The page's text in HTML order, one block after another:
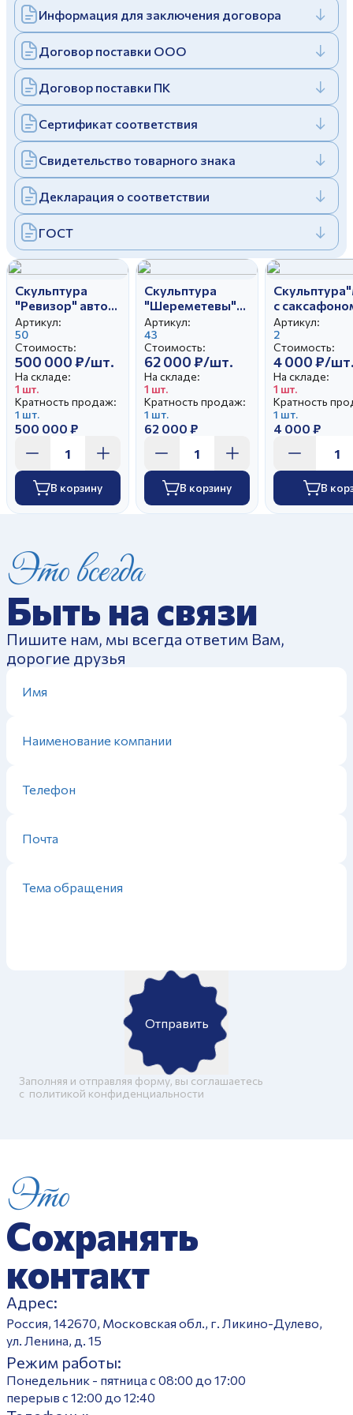
Отправить
Заполняя и отправляя форму, вы соглашаетесь
cполитикой конфиденциальности
Заполняя и отправляя форму, вы соглашаетесь
cполитикой конфиденциальности
Дулевский фарфоровый завод ©
Политика конфиденциальности
Информация для заключения договора
Договор поставки ООО
Договор поставки ПК
Сертификат соответствия
Свидетельство товарного знака
Декларация о соответствии
ГОСТ
Скульптура
"Ревизор" автор
Бржезицкая А.Д.
Артикул:
50
Стоимость:
500 000 ₽/шт.
На складе:
1 шт.
Кратность продаж:
1 шт.
500 000 ₽
В корзину
Скульптура
"Шереметевы"
автор
Бржезицкая А.Д.
Артикул:
43
Стоимость:
62 000 ₽/шт.
На складе:
1 шт.
Кратность продаж:
1 шт.
62 000 ₽
В корзину
с
Артикул:
2
Стоимость:
4 000 ₽/
На складе:
1 шт.
Кратность
1 шт.
4 000 ₽
В
Это всегда
Быть на связи
Пишите нам, мы всегда ответим Вам,
дорогие друзья
Отправить
Заполняя и отправляя форму, вы соглашаетесь
c политикой конфиденциальности
Это
Сохранять
контакт
Адрес:
Россия, 142670, Московская обл., г. Ликино-Дулево,
ул. Ленина, д. 15
Режим работы:
Понедельник - пятница с 08:00 до 17:00
перерыв с 12:00 до 12:40